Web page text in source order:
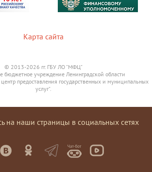
Карта сайта
© 2013-2026 гг. ГБУ ЛО "МФЦ"
бюджетное учреждение Ленинградской области
предоставления государственных и муниципальных
услуг".
на наши страницы в социальных сетях